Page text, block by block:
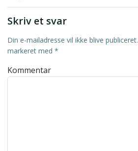
Skriv et svar
Din e-mailadresse vil ikke blive publiceret.
markeret med *
Kommentar